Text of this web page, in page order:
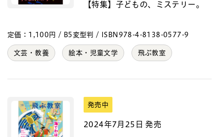
【特集】子どもの、ミステリー。
定価：1,100円 / B5変型判 / ISBN978-4-8138-0577-9
文芸・教養 絵本・児童文学 飛ぶ教室
発売中
2024年7月25日 発売